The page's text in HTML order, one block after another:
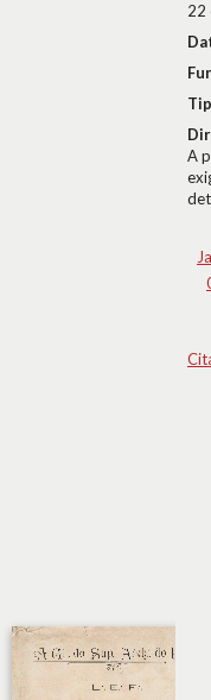
22
A